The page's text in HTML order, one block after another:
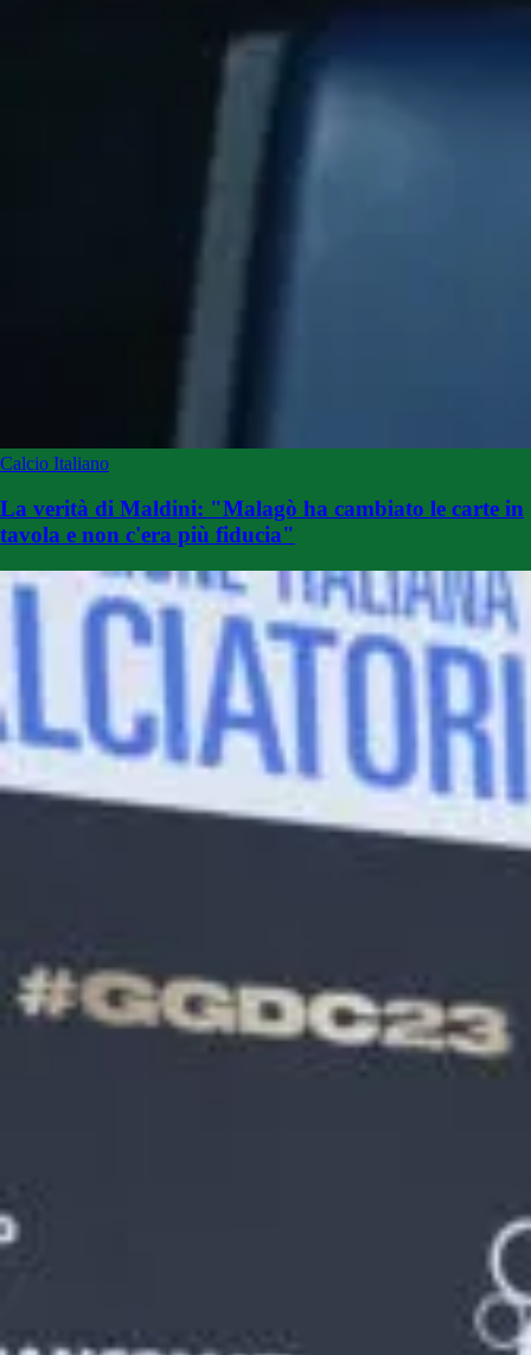
Calcio Italiano
La verità di Maldini: "Malagò ha cambiato le carte in
tavola e non c'era più fiducia"